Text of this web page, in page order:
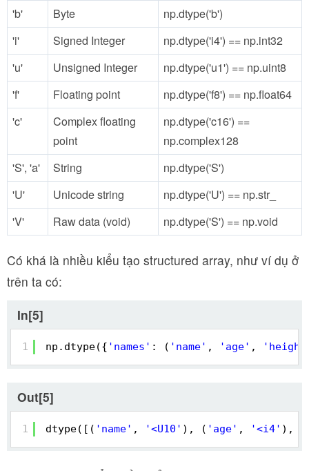
'b' Byte
np.dtype('b')
'i'
Signed Integer
np.dtype('i4') == np.int32
'u'
Unsigned Integer
np.dtype('u1') == np.uint8
'f'
Floating point
np.dtype('f8') == np.float64
'c'
Complex floating
point
np.dtype('c16') ==
np.complex128
'S', 'a'
String
np.dtype('S')
'U'
Unicode string
np.dtype('U') == np.str_
'V'
Raw data (void) np.dtype('S') == np.void
Có khá là nhiều kiểu tạo structured array, như ví dụ ở
trên ta có:
In[5]
1 np.dtype({ 'names' : ( 'name' , 'age' ,
Out[5]
1 dtype([( 'name' , '<U10' ), ( 'age' , '<i4' ), (